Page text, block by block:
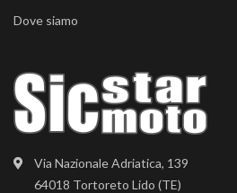
Via Nazionale Adriatica, 139
64018 Tortoreto Lido (TE)
Dove siamo